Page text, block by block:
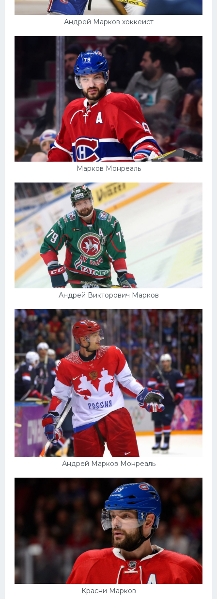
Андрей Марков хоккеист
Марков Монреаль
Андрей Викторович Марков
Андрей Марков Монреаль
Красни Марков